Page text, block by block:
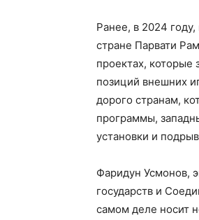
Ранее, в 2024
стране Парвати
проектах, которые
позиций внешних
дорого странам,
программы,
установки и
Фаридун Усмонов,
государств и
самом деле носит